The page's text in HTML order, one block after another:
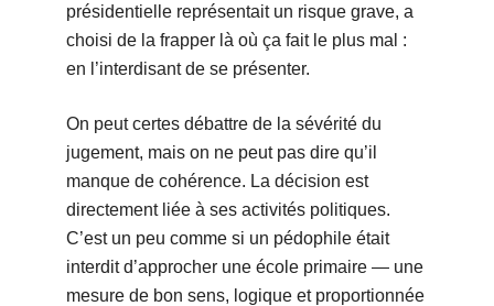
présidentielle représentait un risque grave, a
choisi de la frapper là où ça fait le plus mal :
en l’interdisant de se présenter.
On peut certes débattre de la sévérité du
jugement, mais on ne peut pas dire qu’il
manque de cohérence. La décision est
directement liée à ses activités politiques.
C’est un peu comme si un pédophile était
interdit d’approcher une école primaire — une
mesure de bon sens, logique et proportionnée